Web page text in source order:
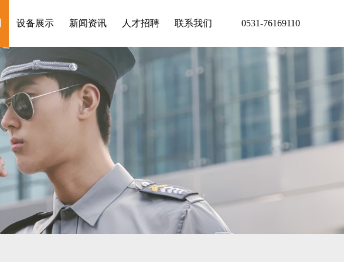
设备展示 新闻资讯 人才招聘 联系我们
0531-76169110